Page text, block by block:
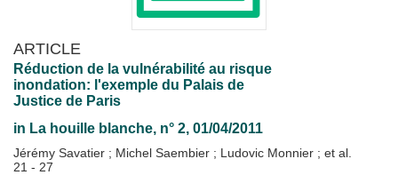
ARTICLE
Réduction de la vulnérabilité au risque
inondation: l'exemple du Palais de
Justice de Paris
in La houille blanche, n° 2, 01/04/2011
Jérémy Savatier ; Michel Saembier ; Ludovic Monnier ; et al.
21 - 27